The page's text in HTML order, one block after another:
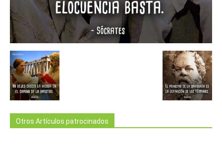
Otros Artículos patrocinados